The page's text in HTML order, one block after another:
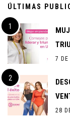
ÚLTIMAS
7 DE
28